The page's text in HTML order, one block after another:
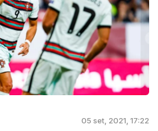
05 set, 2021, 17:22